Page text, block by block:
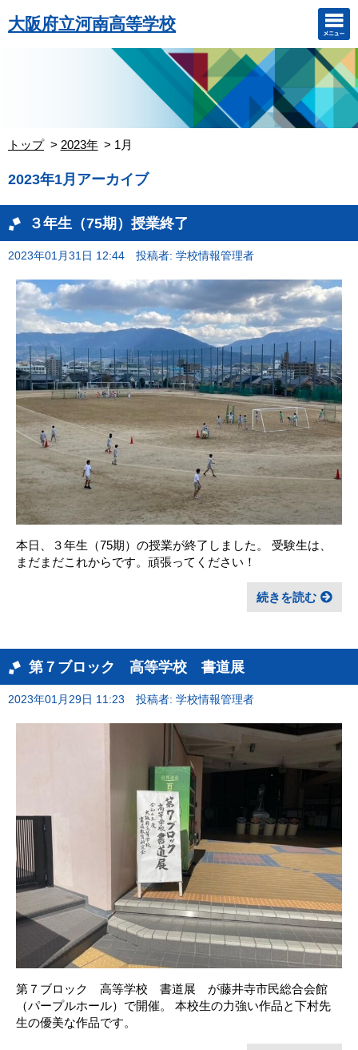
大阪府立河南高等学校
トップ 2023年 1月
2023年1月アーカイブ
３年生（75期）授業終了
2023年01月31日 12:44 投稿者: 学校情報管理者
本日、３年生（75期）の授業が終了しました。 受験生は、
まだまだこれからです。頑張ってください！
続きを読む
第７ブロック 高等学校 書道展
2023年01月29日 11:23 投稿者: 学校情報管理者
第７ブロック 高等学校 書道展 が藤井寺市民総合会館
（パープルホール）で開催。 本校生の力強い作品と下村先
生の優美な作品です。